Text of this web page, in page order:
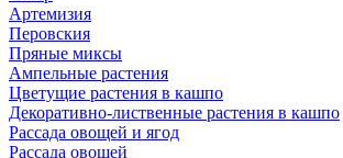
Артемизия
Перовския
Пряные миксы
Ампельные растения
Цветущие растения в кашпо
Декоративно-лиственные растения в кашпо
Рассада овощей и ягод
Рассада овощей